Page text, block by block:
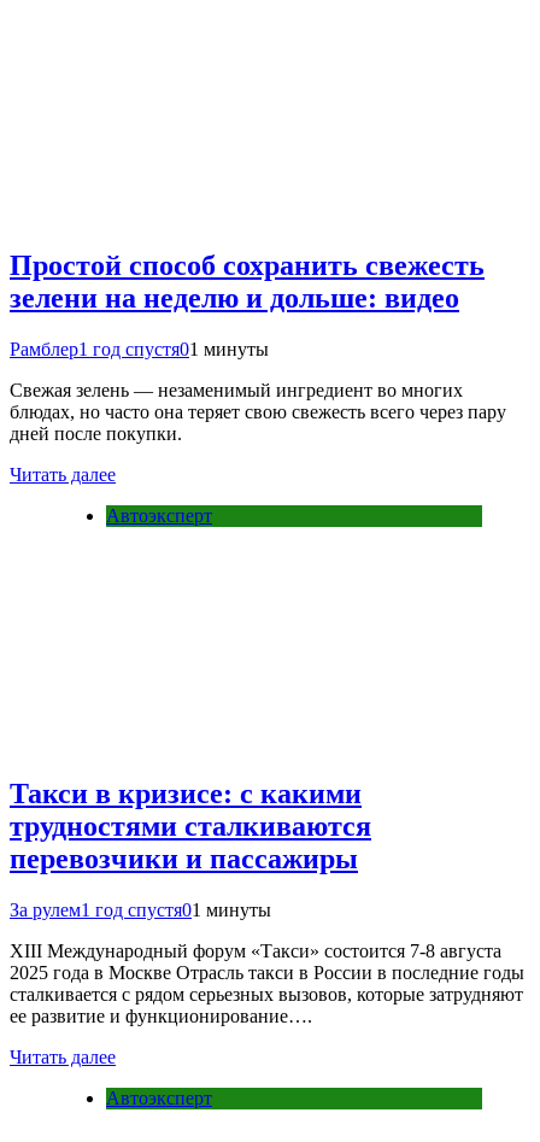
Простой способ сохранить свежесть
зелени на неделю и дольше: видео
Рамблер1 год спустя01 минуты
Свежая зелень — незаменимый ингредиент во многих
блюдах, но часто она теряет свою свежесть всего через пару
дней после покупки.
Читать далее
Автоэксперт
Такси в кризисе: с какими
трудностями сталкиваются
перевозчики и пассажиры
За рулем1 год спустя01 минуты
XIII Международный форум «Такси» состоится 7-8 августа
2025 года в Москве Отрасль такси в России в последние годы
сталкивается с рядом серьезных вызовов, которые затрудняют
ее развитие и функционирование….
Читать далее
Автоэксперт